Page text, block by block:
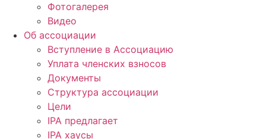
Фотогалерея
Видео
Об ассоциации
Вступление в Ассоциацию
Уплата членских взносов
Документы
Структура ассоциации
Цели
IPA предлагает
IPA хаусы